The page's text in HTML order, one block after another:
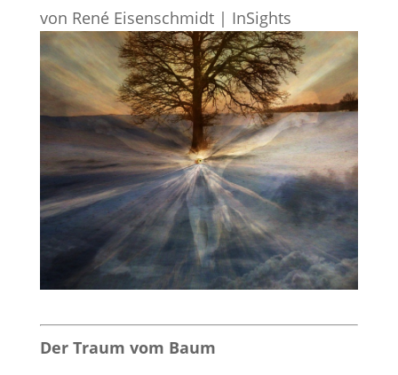
von René Eisenschmidt| InSights
Der Traum vom Baum